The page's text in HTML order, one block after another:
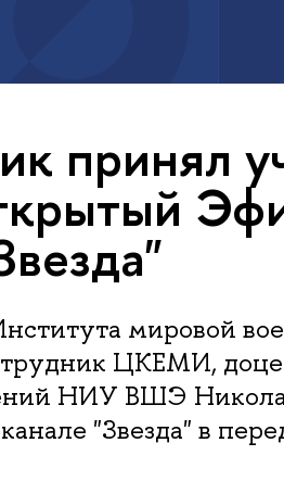
принял
мировой
ЦКЕМИ,
НИУ ВШЭ
"Звезда" в